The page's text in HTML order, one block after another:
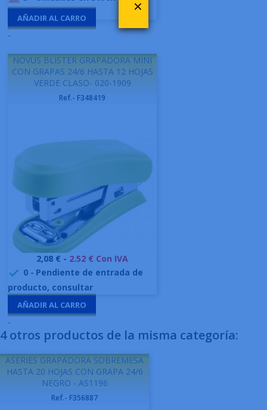
AÑADIR AL CARRO
-
NOVUS BLISTER GRAPADORA MINI
CON GRAPAS 24/6 HASTA 12 HOJAS
VERDE CLASO- 020-1909
Ref.- F348419
Precio
2,08 € - 2.52 € Con IVA
 0 - Pendiente de entrada de
producto, consultar
AÑADIR AL CARRO
-
4 otros productos de la misma categoría:
ASERIES GRAPADORA SOBREMESA
HASTA 20 HOJAS CON GRAPA 24/6
NEGRO - AS1196
Ref.- F356887
×